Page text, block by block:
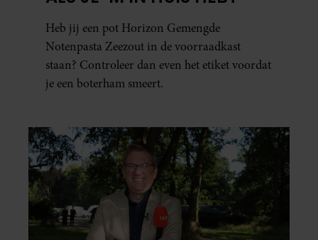
Heb jij een pot Horizon Gemengde
Notenpasta Zeezout in de voorraadkast
staan? Controleer dan even het etiket voordat
je een boterham smeert.